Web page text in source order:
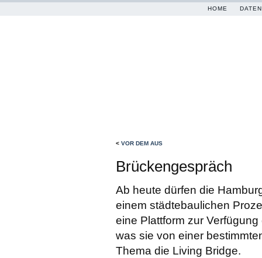
HOME
< VOR DEM AUS
Brückengespräch
Ab heute dürfen die
einem städtebaulichen
eine Plattform zur
was sie von einer
Thema die Living Bridge.